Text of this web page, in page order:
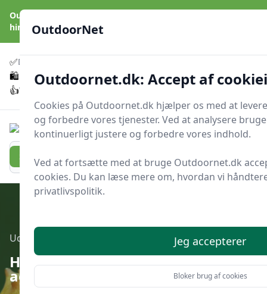
OutdoorNet - Inspiration, guides og grej til livet under åben
himmel
✅De bedste brands
🛍️23 produktyper 🔐Sikker nethandel
👍Verificerede webshops
OutdoorNet
Søg nu
Søg nu
Udgivet i
Hvorfor gulner bladene på mine
agurkplanter?
OutdoorNet
Outdoornet.dk: Accept af
Cookies på Outdoornet.dk hjælper os med at
og forbedre vores tjenester. Ved at analysere
kontinuerligt justere og forbedre vores indhold.
Ved at fortsætte med at bruge Outdoornet.dk
cookies. Du kan læse mere om, hvordan vi
privatlivspolitik.
Jeg accepterer
Bloker brug af cookies